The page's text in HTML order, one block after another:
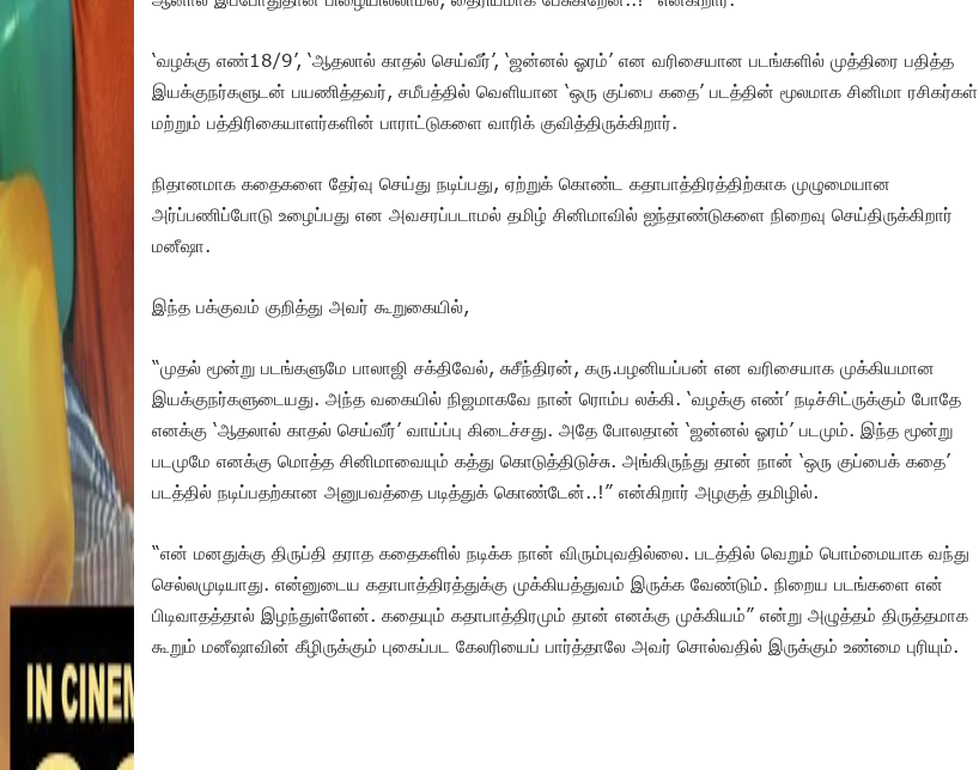
‘வழக்கு எண்18/9’, ‘ஆதலால் காதல் செய்வீர்’, ‘ஜன்னல் ஓரம்’ என வரிசையான படங்களில் முத்திரை பதித்த
இயக்குநர்களுடன் பயணித்தவர், சமீபத்தில் வெளியான ‘ஒரு குப்பை கதை’ படத்தின் மூலமாக சினிமா ரசிகர்கள்
மற்றும் பத்திரிகையாளர்களின் பாராட்டுகளை வாரிக் குவித்திருக்கிறார்.
நிதானமாக கதைகளை தேர்வு செய்து நடிப்பது, ஏற்றுக் கொண்ட கதாபாத்திரத்திற்காக முழுமையான
அர்ப்பணிப்போடு உழைப்பது என அவசரப்படாமல் தமிழ் சினிமாவில் ஐந்தாண்டுகளை நிறைவு செய்திருக்கிறார்
மனீஷா.
இந்த பக்குவம் குறித்து அவர் கூறுகையில்,
“முதல் மூன்று படங்களுமே பாலாஜி சக்திவேல், சுசீந்திரன், கரு.பழனியப்பன் என வரிசையாக முக்கியமான
இயக்குநர்களுடையது. அந்த வகையில் நிஜமாகவே நான் ரொம்ப லக்கி. ‘வழக்கு எண்’ நடிச்சிட்ருக்கும் போதே
எனக்கு ‘ஆதலால் காதல் செய்வீர்’ வாய்ப்பு கிடைச்சது. அதே போலதான் ‘ஜன்னல் ஓரம்’ படமும். இந்த மூன்று
படமுமே எனக்கு மொத்த சினிமாவையும் கத்து கொடுத்திடுச்சு. அங்கிருந்து தான் நான் ‘ஒரு குப்பைக் கதை’
படத்தில் நடிப்பதற்கான அனுபவத்தை படித்துக் கொண்டேன்..!” என்கிறார் அழகுத் தமிழில்.
“என் மனதுக்கு திருப்தி தராத கதைகளில் நடிக்க நான் விரும்புவதில்லை. படத்தில் வெறும் பொம்மையாக வந்து
செல்லமுடியாது. என்னுடைய கதாபாத்திரத்துக்கு முக்கியத்துவம் இருக்க வேண்டும். நிறைய படங்களை என்
பிடிவாதத்தால் இழந்துள்ளேன். கதையும் கதாபாத்திரமும் தான் எனக்கு முக்கியம்” என்று அழுத்தம் திருத்தமாக
கூறும் மனீஷாவின் கீழிருக்கும் புகைப்பட கேலரியைப் பார்த்தாலே அவர் சொல்வதில் இருக்கும் உண்மை புரியும்.